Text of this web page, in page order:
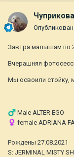
Завтра малышам по
Вчерашняя
Мы освоили стойку,
♂️ Male ALTER EGO
♀️ female ADRIANA
Рождены 27.08.2021
S: JERMINAL MISTY